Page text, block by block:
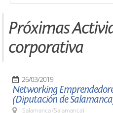
Próximas
corporativa
26/03/2019
Networking
(Diputación de
Salamanca (Salamanca)